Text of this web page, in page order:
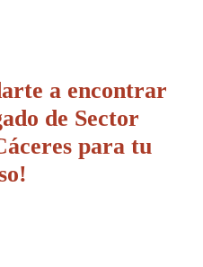
a encontrar
de Sector
para tu